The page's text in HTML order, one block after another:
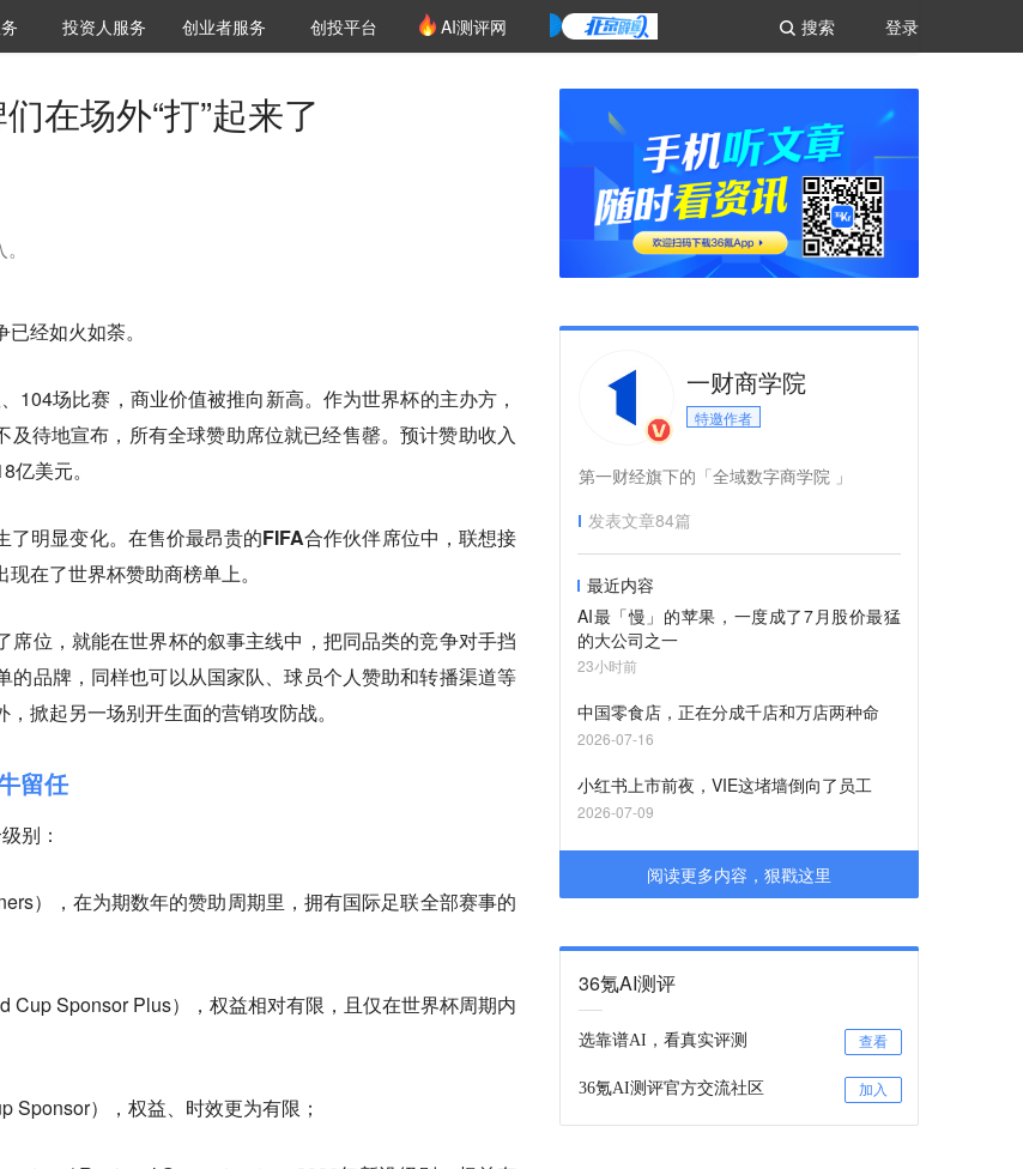
登录
搜索
VClub投资机构库
投资机构职位推介
投资人服务 创投氪堂
创业者服务 创投平台 AI测评网
在场外“打”起来了
经如火如荼。
104场比赛，商业价值被推向新高。作为世界杯的主办方，
及待地宣布，所有全球赞助席位就已经售罄。预计赞助收入
美元。
明显变化。 在售价最昂贵的FIFA合作伙伴席位中，联想接
在了世界杯赞助商榜单上。
席位，就能在世界杯的叙事主线中，把同品类的竞争对手挡
的品牌，同样也可以从国家队、球员个人赞助和转播渠道等
掀起另一场别开生面的营销攻防战。
留任
别：
），在为期数年的赞助周期里，拥有国际足联全部赛事的
Cup Sponsor Plus），权益相对有限，且仅在世界杯周期内
Sponsor），权益、时效更为有限；
一财商学院
特邀作者
第一财经旗下的「全域数字商学院 」
发表文章84篇
最近内容
AI最「慢」的苹果，一度成了7月股价最猛
的大公司之一
23小时前
中国零食店，正在分成千店和万店两种命
2026-07-16
小红书上市前夜，VIE这堵墙倒向了员工
2026-07-09
阅读更多内容，狠戳这里
36氪AI测评
选靠谱AI，看真实评测 查看
36氪AI测评官方交流社区 加入